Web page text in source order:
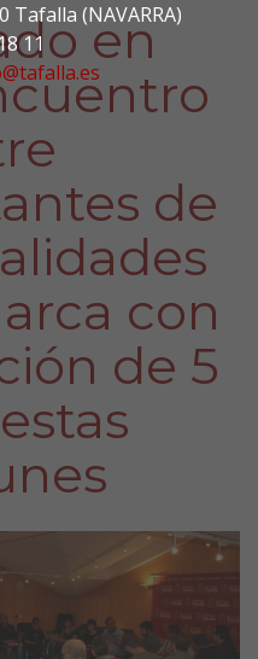
Tafalla (NAVARRA)
11
en
de
con
de 5